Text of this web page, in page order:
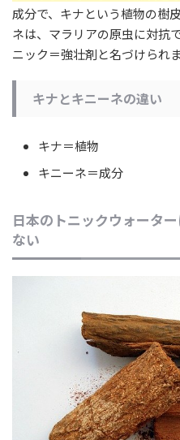
成分で、キナという植物の樹
ネは、マラリアの原虫に対抗
ニック＝強壮剤と名づけられ
キナとキニーネの違い
キナ＝植物
キニーネ＝成分
日本のトニックウォータ
ない